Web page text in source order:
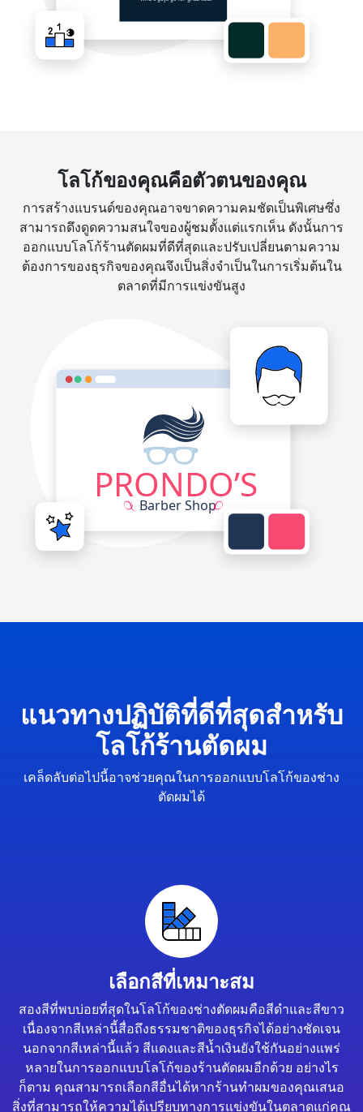
โลโก้ของคุณคือตัวตนของคุณ
การสร้างแบรนด์ของคุณอาจขาดความคมชัดเป็นพิเศษซึ่ง
สามารถดึงดูดความสนใจของผู้ชมตั้งแต่แรกเห็น ดังนั้นการ
ออกแบบโลโก้ร้านตัดผมที่ดีที่สุดและปรับเปลี่ยนตามความ
ต้องการของธุรกิจของคุณจึงเป็นสิ่งจำเป็นในการเริ่มต้นใน
ตลาดที่มีการแข่งขันสูง
แนวทางปฏิบัติที่ดีที่สุดสำหรับ
โลโก้ร้านตัดผม
เคล็ดลับต่อไปนี้อาจช่วยคุณในการออกแบบโลโก้ของช่าง
ตัดผมได้
เลือกสีที่เหมาะสม
สองสีที่พบบ่อยที่สุดในโลโก้ของช่างตัดผมคือสีดำและสีขาว
เนื่องจากสีเหล่านี้สื่อถึงธรรมชาติของธุรกิจได้อย่างชัดเจน
นอกจากสีเหล่านี้แล้ว สีแดงและสีน้ำเงินยังใช้กันอย่างแพร่
หลายในการออกแบบโลโก้ของร้านตัดผมอีกด้วย อย่างไร
ก็ตาม คุณสามารถเลือกสีอื่นได้หากร้านทำผมของคุณเสนอ
สิ่งที่สามารถให้ความได้เปรียบทางการแข่งขันในตลาดแก่คุณ